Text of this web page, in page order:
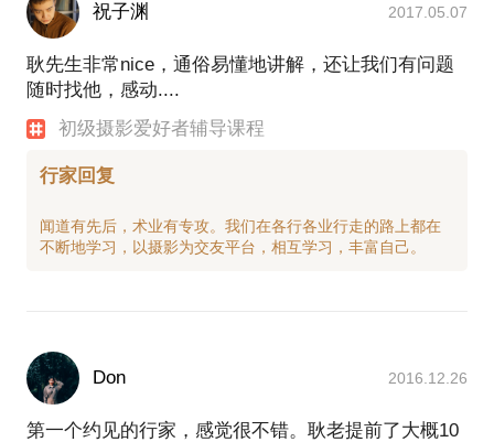
祝子渊 2017.05.07
耿先生非常nice，通俗易懂地讲解，还让我们有问题
随时找他，感动....
初级摄影爱好者辅导课程
行家回复
闻道有先后，术业有专攻。我们在各行各业行走的路上都在
Don 2016.12.26
第一个约见的行家，感觉很不错。耿老提前了大概10